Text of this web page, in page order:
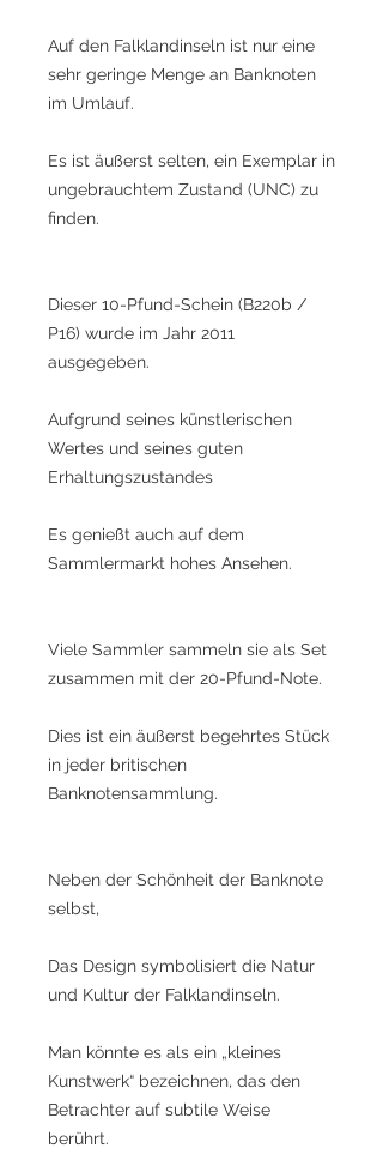
Auf den Falklandinseln ist nur eine
sehr geringe Menge an Banknoten
im Umlauf.
Es ist äußerst selten, ein Exemplar in
ungebrauchtem Zustand (UNC) zu
finden.
Dieser 10-Pfund-Schein (B220b /
P16) wurde im Jahr 2011
ausgegeben.
Aufgrund seines künstlerischen
Wertes und seines guten
Erhaltungszustandes
Es genießt auch auf dem
Sammlermarkt hohes Ansehen.
Viele Sammler sammeln sie als Set
zusammen mit der 20-Pfund-Note.
Dies ist ein äußerst begehrtes Stück
in jeder britischen
Banknotensammlung.
Neben der Schönheit der Banknote
selbst,
Das Design symbolisiert die Natur
und Kultur der Falklandinseln.
Man könnte es als ein „kleines
Kunstwerk“ bezeichnen, das den
Betrachter auf subtile Weise
berührt.